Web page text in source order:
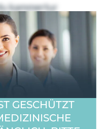
kammertur
familien
ein schoner
Etwas euren
kein je dran gebe.
GESCHÜTZT